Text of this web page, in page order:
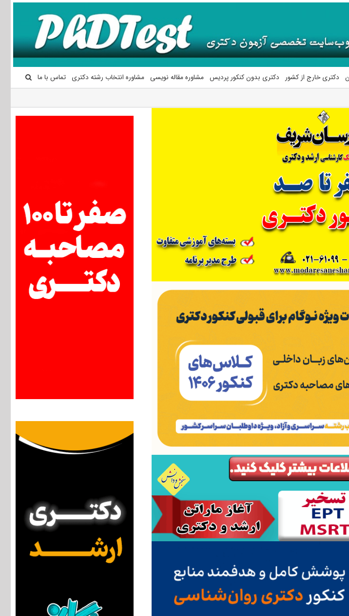
دکتری خارج از کشور دکتری بدون کنکور پردیس مشاوره مقاله نویسی مشاوره انتخاب رشته دکتری تماس با ما